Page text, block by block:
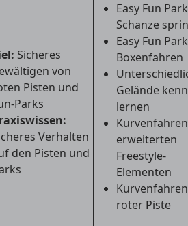
Sicheres
von
Pisten und
Parks
Verhalten
den Pisten und
Easy Fun
Schanze
Easy Fun
Boxenfahren
Gelände
lernen
erweiterten
Freestyle-
Elementen
roter Piste